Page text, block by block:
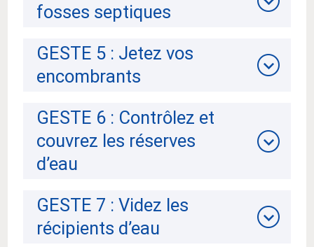
fosses septiques
GESTE 5 : Jetez vos
encombrants
GESTE 6 : Contrôlez et
couvrez les réserves
d’eau
GESTE 7 : Videz les
récipients d’eau